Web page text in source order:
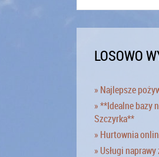
LOSOWO
» Najlepsze
» **Idealne bazy
Szczyrka**
» Hurtownia
» Usługi